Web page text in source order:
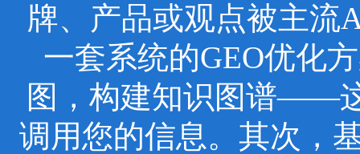
牌、产品或观点被主流
一套系统的GEO优化
图，构建知识图谱——
调用您的信息。其次，